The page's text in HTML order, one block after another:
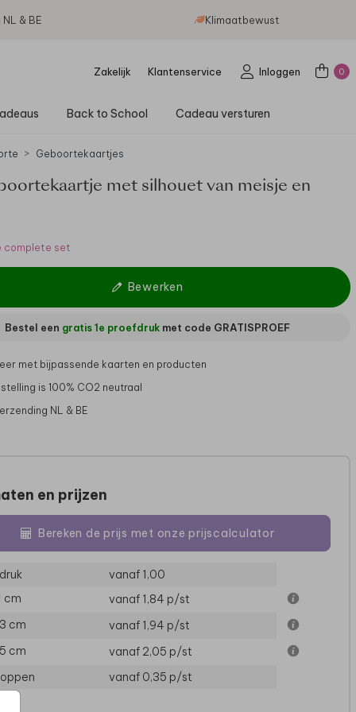
& BE Klimaatbewust
Zakelijk Klantenservice Inloggen 0
Back to School Cadeau versturen
Geboortekaartjes
met silhouet van meisje en
complete set
Bewerken
Bestel een gratis 1e proefdruk met code GRATISPROEF
met bijpassende kaarten en producten
is 100% CO2 neutraal
NL & BE
en prijzen
Bereken de prijs met onze prijscalculator
vanaf 1,00
cm
vanaf 1,84 p/st
cm
vanaf 1,94 p/st
cm
vanaf 2,05 p/st
vanaf 0,35 p/st